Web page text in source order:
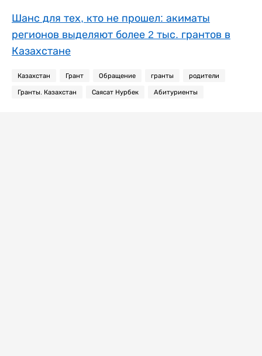
Шанс для тех, кто не прошел: акиматы
регионов выделяют более 2 тыс. грантов в
Казахстане
Казахстан Грант Обращение гранты родители
Гранты. Казахстан Саясат Нурбек Абитуриенты